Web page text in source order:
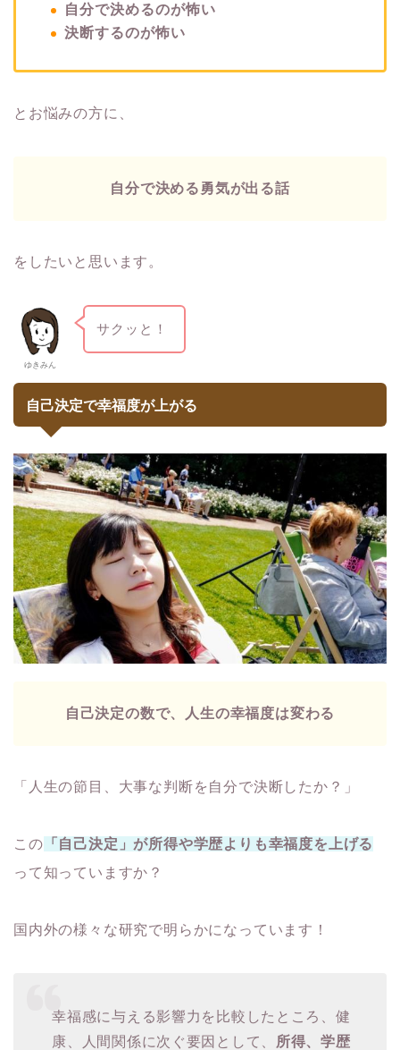
自分で決めるのが怖い
決断するのが怖い
とお悩みの方に、
自分で決める勇気が出る話
をしたいと思います。
ゆきみん
サクッと！
自己決定で幸福度が上がる
自己決定の数で、人生の幸福度は変わる
「人生の節目、大事な判断を自分で決断したか？」
この 「自己決定」が所得や学歴よりも幸福度を上げる
って知っていますか？
国内外の様々な研究で明らかになっています！
幸福感に与える影響力を比較したところ、健
康、人間関係に次ぐ要因として、
所得、学歴